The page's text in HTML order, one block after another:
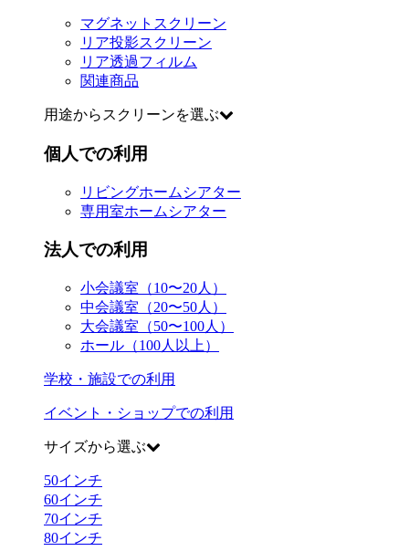
マグネットスクリーン
リア投影スクリーン
リア透過フィルム
関連商品
用途からスクリーンを選ぶ
個人での利用
リビングホームシアター
専用室ホームシアター
法人での利用
小会議室（10〜20人）
中会議室（20〜50人）
大会議室（50〜100人）
ホール（100人以上）
学校・施設での利用
イベント・ショップでの利用
サイズから選ぶ
50インチ
60インチ
70インチ
80インチ